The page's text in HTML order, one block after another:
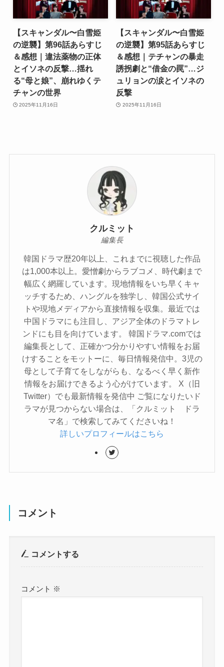
【スキャンダル〜白雪姫
の逆襲】第96話あらすじ
＆感想｜違法薬物の正体
とイソネの反撃…揺れ
る“母と娘”、崩れゆくテ
チャンの世界
2025年11月16日
【スキャンダル〜白雪姫
の逆襲】第95話あらすじ
＆感想｜テチャンの暴走
誘拐劇と“借金の罠”…ジ
ュリョンの涙とイソネの
反撃
2025年11月16日
クルミット
編集長
韓国ドラマ歴20年以上、これまでに視聴した作品
は1,000本以上。愛憎劇からラブコメ、時代劇まで
幅広く網羅しています。現地情報をいち早くキャ
ッチするため、ハングルを独学し、韓国公式サイ
トや現地メディアから直接情報を収集。最近では
中国ドラマにも注目し、アジア全体のドラマトレ
ンドにも目を向けています。 韓国ドラマ.comでは
編集長として、正確かつ分かりやすい情報をお届
けすることをモットーに、毎日情報発信中。3児の
母として子育てをしながらも、なるべく早く新作
情報をお届けできるよう心がけています。 X（旧
Twitter）でも最新情報を発信中 ご覧になりたいド
ラマが見つからない場合は、「クルミット ドラ
マ名」で検索してみてくださいね！
詳しいプロフィールはこちら
コメント
コメントする
コメント ※